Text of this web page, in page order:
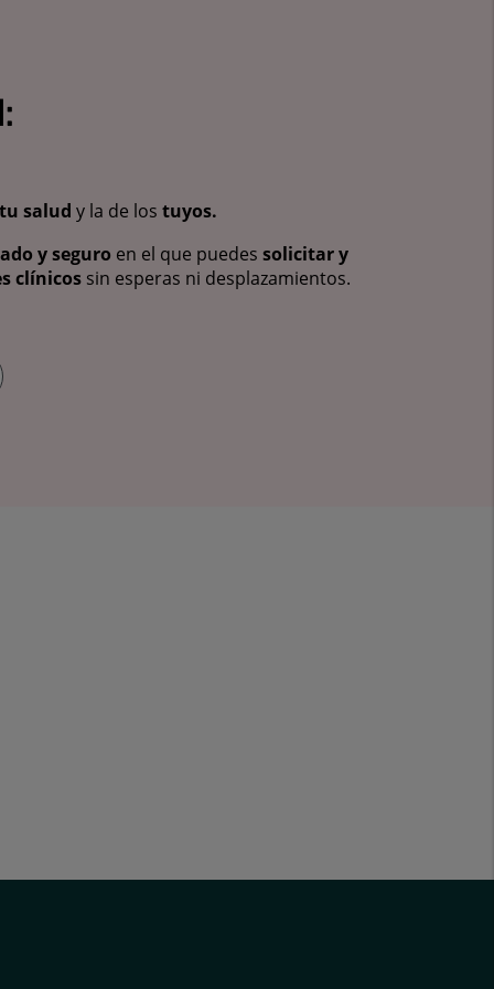
tu salud y la de los tuyos.
y seguro en el que puedes solicitar y
clínicos sin esperas ni desplazamientos.